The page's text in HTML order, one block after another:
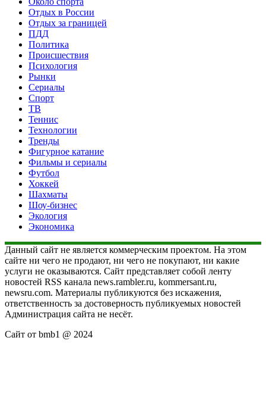
Отдых в России
Отдых за границей
ПДД
Политика
Происшествия
Психология
Рынки
Сериалы
Спорт
ТВ
Теннис
Технологии
Тренды
Фигурное катание
Фильмы и сериалы
Футбол
Хоккей
Шахматы
Шоу-бизнес
Экология
Экономика
Данный сайт не является коммерческим проектом. На этом
сайте ни чего не продают, ни чего не покупают, ни какие
услуги не оказываются. Сайт представляет собой ленту
новостей RSS канала news.rambler.ru, kommersant.ru,
newsru.com. Материалы публикуются без искажения,
ответственность за достоверность публикуемых новостей
Администрация сайта не несёт.
Сайт от bmb1 @ 2024